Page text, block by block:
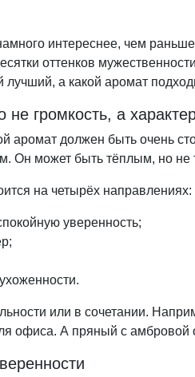
интереснее, чем
оттенков
а какой аромат
громкость, а
аромат должен быть очень
Он может быть тёплым, но
на четырёх направлениях:
уверенность;
или в сочетании.
офиса. А пряный с амбровой